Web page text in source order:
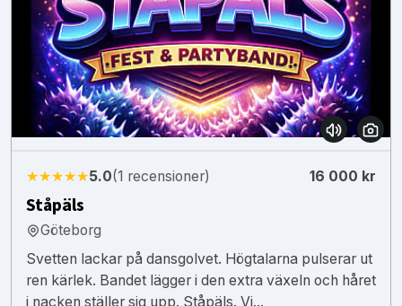
★★★★★5.0(1 recensioner) 16 000 kr
Ståpäls
Göteborg
Svetten lackar på dansgolvet. Högtalarna pulserar ut
ren kärlek. Bandet lägger i den extra växeln och håret
i nacken ställer sig upp. Ståpäls. Vi...